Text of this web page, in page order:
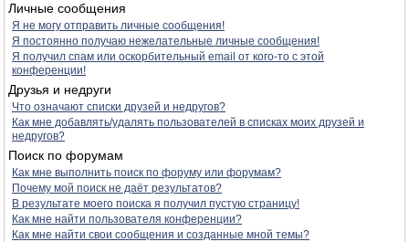
Личные сообщения
Я не могу отправить личные сообщения!
Я постоянно получаю нежелательные личные сообщения!
Я получил спам или оскорбительный email от кого-то с этой
конференции!
Друзья и недруги
Что означают списки друзей и недругов?
Как мне добавлять/удалять пользователей в списках моих друзей и
недругов?
Поиск по форумам
Как мне выполнить поиск по форуму или форумам?
Почему мой поиск не даёт результатов?
В результате моего поиска я получил пустую страницу!
Как мне найти пользователя конференции?
Как мне найти свои сообщения и созданные мной темы?